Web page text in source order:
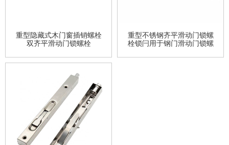
重型隐藏式木门窗插销螺栓
双齐平滑动门锁螺栓
重型不锈钢齐平滑动门锁螺
栓锁闩用于钢门滑动门锁螺